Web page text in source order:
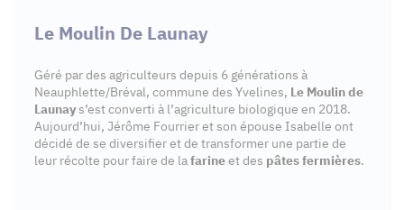
Le Moulin De Launay
Géré par des agriculteurs depuis 6 générations à
Neauphlette/Bréval, commune des Yvelines, Le Moulin de
Launays’est converti à l’agriculture biologique en 2018.
Aujourd’hui, Jérôme Fourrier et son épouse Isabelle ont
décidé de se diversifier et de transformer une partie de
leur récolte pour faire de lafarineet des pâtes fermières.